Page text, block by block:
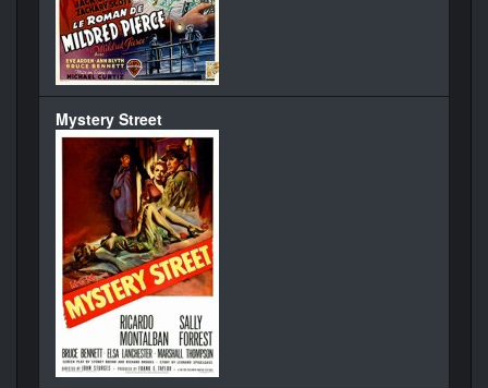
Mystery Street